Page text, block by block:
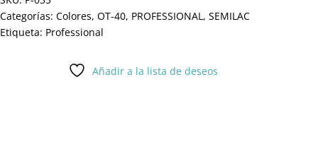
Categorías: Colores, OT-40, PROFESSIONAL, SEMILAC
Etiqueta: Professional
Añadir a la lista de deseos